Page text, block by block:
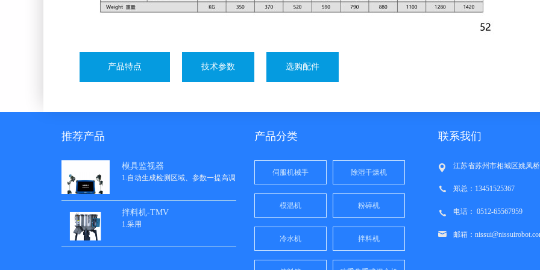
产品特点 技术参数 选购配件
推荐产品
模具监视器
1.自动生成检测区域、参数一提高调
拌料机-TMV
1.采用
产品分类
伺服机械手 除湿干燥机
模温机 粉碎机
冷水机 拌料机
联系我们
江苏省苏州市相城区姚凤桥路1
郑总：13451525367
电话： 0512-65567959
邮箱：nissui@nissuirobot.com